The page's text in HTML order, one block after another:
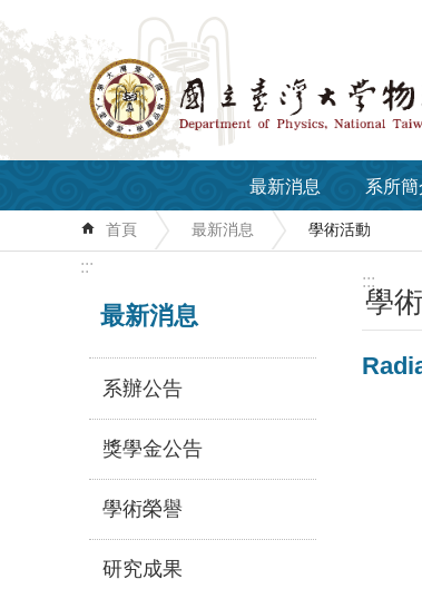
跳到主要內容區塊
最新消息 系所簡
首頁 最新消息 學術活動
:::
最新消息
系辦公告
獎學金公告
學術榮譽
研究成果
:::
學